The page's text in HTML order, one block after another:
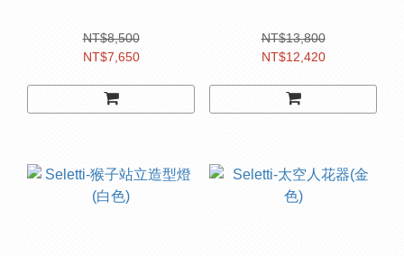
NT$8,500
NT$7,650
NT$13,800
NT$12,420